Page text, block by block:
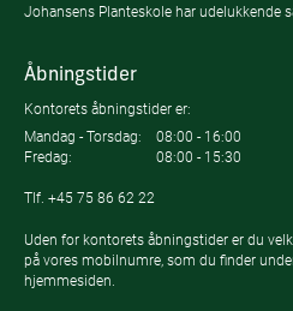
Johansens Planteskole har udelukkende
Åbningstider
Kontorets åbningstider er:
Mandag - Torsdag:
08:00 - 16:00
Fredag:
08:00 - 15:30
Tlf. +45 75 86 62 22
Uden for kontorets åbningstider er du
på vores mobilnumre, som du finder
hjemmesiden.